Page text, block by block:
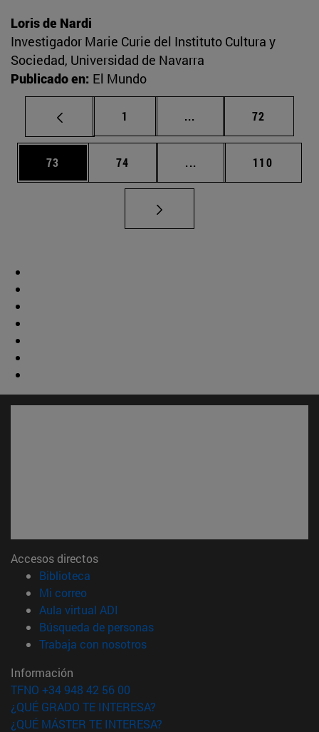
Loris de Nardi
Investigador Marie Curie del Instituto Cultura y
Sociedad, Universidad de Navarra
Publicado en: El Mundo
Página
1 ... Páginas intermedias
Página
72
Página
73 Página
74 ... Páginas intermedias
Página
110
Accesos directos
Biblioteca
Mi correo(abre en nueva ventana)
Aula virtual ADI
Búsqueda de personas(abre en nueva ventana)
Trabaja con nosotros(abre en nueva ventana)
Información
TFNO +34 948 42 56 00
¿QUÉ GRADO TE INTERESA?
¿QUÉ MÁSTER TE INTERESA?